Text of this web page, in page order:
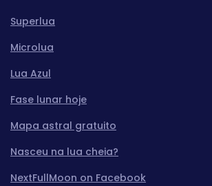
Superlua
Microlua
Lua Azul
Fase lunar hoje
Mapa astral gratuito
Nasceu na lua cheia?
NextFullMoon on Facebook